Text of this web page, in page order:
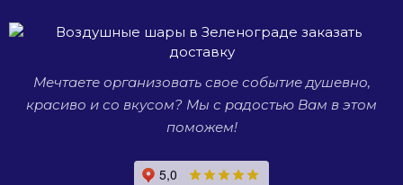
Мечтаете организовать свое событие душевно,
красиво и со вкусом? Мы с радостью Вам в этом
поможем!